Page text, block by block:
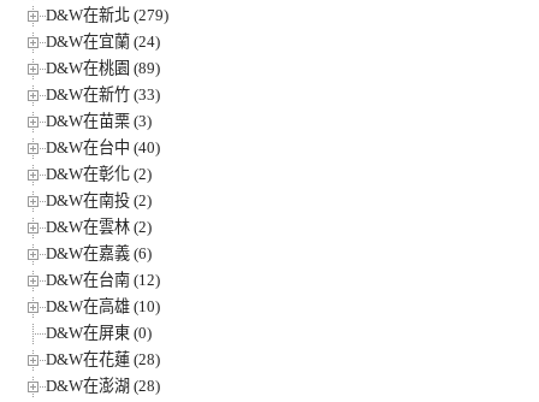
D&W在新北 (279)
D&W在宜蘭 (24)
D&W在桃園 (89)
D&W在新竹 (33)
D&W在苗栗 (3)
D&W在台中 (40)
D&W在彰化 (2)
D&W在南投 (2)
D&W在雲林 (2)
D&W在嘉義 (6)
D&W在台南 (12)
D&W在高雄 (10)
D&W在屏東 (0)
D&W在花蓮 (28)
D&W在澎湖 (28)